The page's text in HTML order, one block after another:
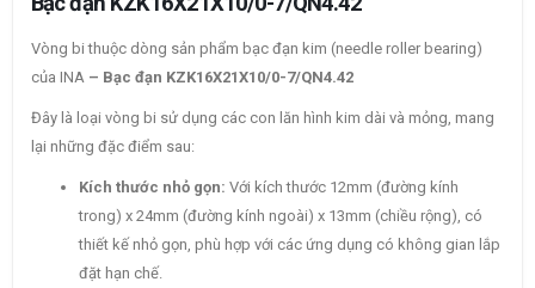
Vòng bi thuộc dòng sản phẩm bạc đạn kim (needle roller bearing)
của INA – Bạc đạn KZK16X21X10/0-7/QN4.42
Đây là loại vòng bi sử dụng các con lăn hình kim dài và mỏng, mang
lại những đặc điểm sau:
Kích thước nhỏ gọn: Với kích thước 12mm (đường kính
trong) x 24mm (đường kính ngoài) x 13mm (chiều rộng), có
thiết kế nhỏ gọn, phù hợp với các ứng dụng có không gian lắp
đặt hạn chế.